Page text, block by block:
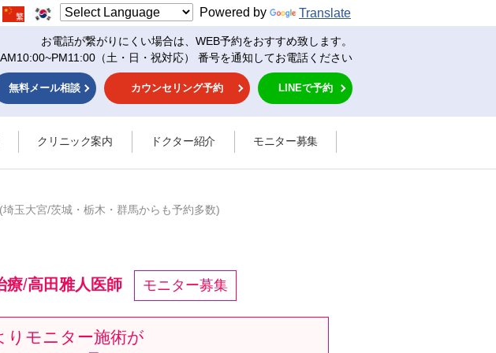
Powered by Translate
お電話が繋がりにくい場合は、WEB予約をおすすめ致します。
AM10:00~PM11:00 （土・日・祝対応） 番号を通知してお電話ください
無料メール相談 カウンセリング予約 LINEで予約
クリニック案内 ドクター紹介 モニター募集
玉大宮/茨城・栃木・群馬からも予約多数)
療/高田雅人医師 モニター募集
モニター施術が